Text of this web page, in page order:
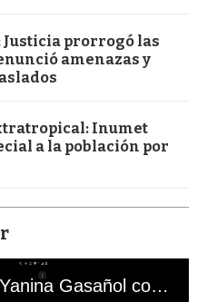
Justicia prorrogó las
amenazas y
Inumet
a la población por
El mal momento de Yanina Gasañol con un hincha argentino en "Subrayado"